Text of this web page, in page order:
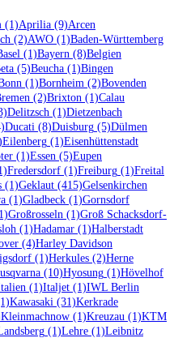
(1)Aprilia (9)Arcen
(2)AWO (1)Baden-Württemberg
(1)Bayern (8)Belgien
(5)Beucha (1)Bingen
(1)Bornheim (2)Bovenden
(2)Brixton (1)Calau
Delitzsch (1)Dietzenbach
Ducati (8)Duisburg (5)Dülmen
Eilenberg (1)Eisenhüttenstadt
(1)Essen (5)Eupen
Fredersdorf (1)Freiburg (1)Freital
(1)Geklaut (415)Gelsenkirchen
(1)Gladbeck (1)Gornsdorf
Großrosseln (1)Groß Schacksdorf-
(1)Hadamar (1)Halberstadt
(4)Harley Davidson
(1)Herkules (2)Herne
(10)Hyosung (1)Hövelhof
(1)Italjet (1)IWL Berlin
Kawasaki (31)Kerkrade
Kleinmachnow (1)Kreuzau (1)KTM
(1)Lehre (1)Leibnitz